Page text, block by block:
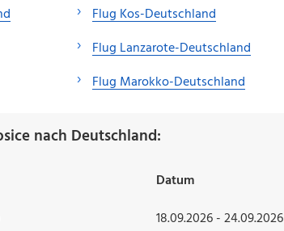
Flug Kos-Deutschland
Flug Lanzarote-Deutschland
Flug Marokko-Deutschland
nach Deutschland:
Datum
18.09.2026 - 24.09.2026